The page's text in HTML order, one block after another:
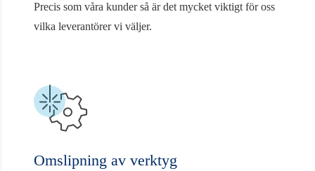
Precis som våra kunder så är det mycket viktigt för oss
vilka leverantörer vi väljer.
Omslipning av verktyg